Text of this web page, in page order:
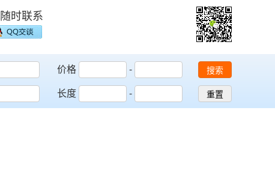
时联系
价格
-
长度
-
搜索
重置